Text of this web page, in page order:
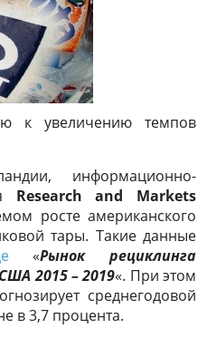
к увеличению темпов
информационно-
Research and Markets
росте американского
тары. Такие данные
«Рынок рециклинга
2015 – 2019«. При этом
среднегодовой
в 3,7 процента.